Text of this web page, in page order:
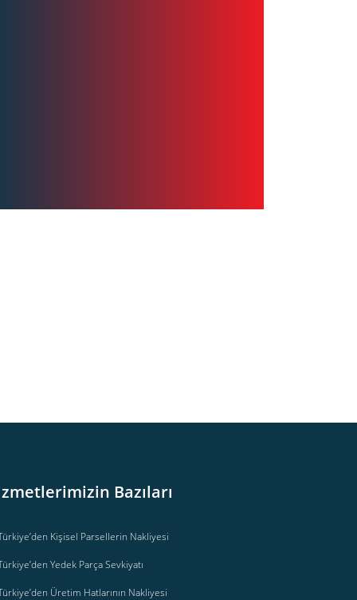
Bazıları
Kişisel Parsellerin Nakliyesi
Yedek Parça Sevkiyatı
Üretim Hatlarının Nakliyesi